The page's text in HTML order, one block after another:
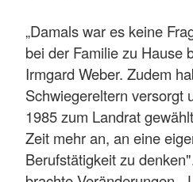
„Damals war es keine
bei der Familie zu Hause
Irmgard Weber. Zudem
Schwiegereltern versorgt
1985 zum Landrat
Zeit mehr an, an eine
Berufstätigkeit zu